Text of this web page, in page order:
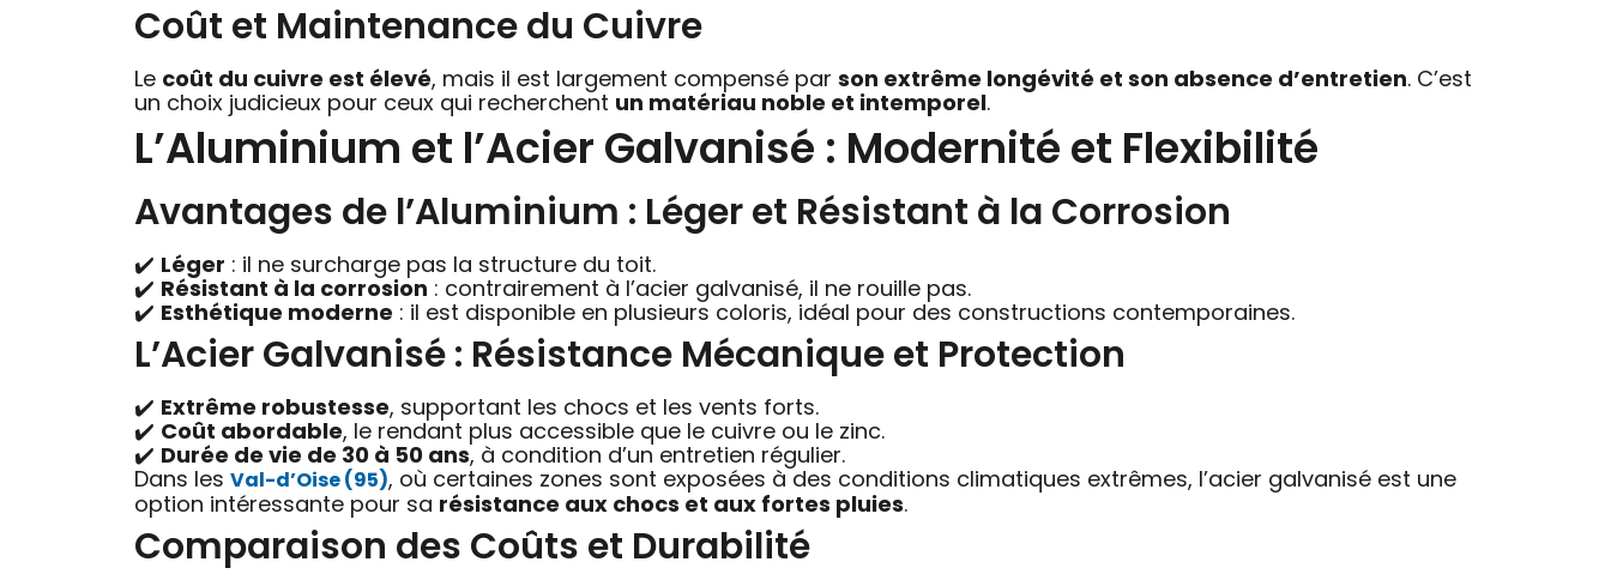
Coût et Maintenance du Cuivre
Le coût du cuivre est élevé, mais il est largement compensé par son extrême longévité et son absence d’entretien. C’est
un choix judicieux pour ceux qui recherchent un matériau noble et intemporel.
L’Aluminium et l’Acier Galvanisé : Modernité et Flexibilité
Avantages de l’Aluminium : Léger et Résistant à la Corrosion
✔️ Léger : il ne surcharge pas la structure du toit.
✔️ Résistant à la corrosion : contrairement à l’acier galvanisé, il ne rouille pas.
✔️ Esthétique moderne : il est disponible en plusieurs coloris, idéal pour des constructions contemporaines.
L’Acier Galvanisé : Résistance Mécanique et Protection
✔️ Extrême robustesse, supportant les chocs et les vents forts.
✔️ Coût abordable, le rendant plus accessible que le cuivre ou le zinc.
✔️ Durée de vie de 30 à 50 ans, à condition d’un entretien régulier.
Dans les Val-d’Oise (95), où certaines zones sont exposées à des conditions climatiques extrêmes, l’acier galvanisé est une
option intéressante pour sa résistance aux chocs et aux fortes pluies.
Comparaison des Coûts et Durabilité